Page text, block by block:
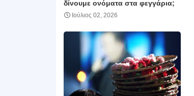
δίνουμε ονόματα στα φεγγάρια;
Ιούλιος 02, 2026